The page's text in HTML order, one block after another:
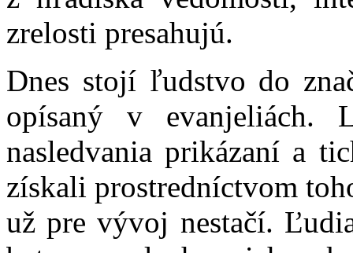
zrelosti presahujú.
Dnes stojí ľudstvo do
opísaný v evanjeliách.
nasledvania prikázaní a
získali prostredníctvom
už pre vývoj nestačí.